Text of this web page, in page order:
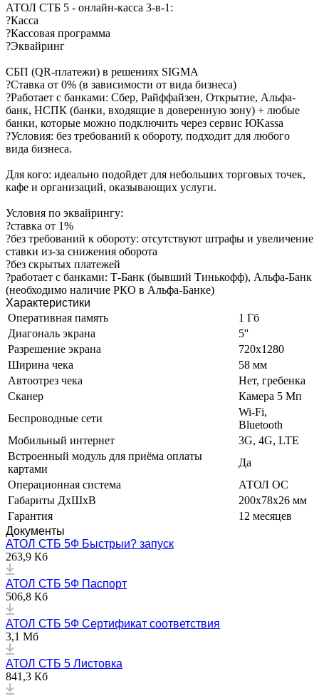
АТОЛ СТБ 5 - онлайн-касса 3-в-1:
?Касса
?Кассовая программа
?Эквайринг
СБП (QR-платежи) в решениях SIGMA
?Ставка от 0% (в зависимости от вида бизнеса)
?Работает с банками: Сбер, Райффайзен, Открытие, Альфа-
банк, НСПК (банки, входящие в доверенную зону) + любые
банки, которые можно подключить через сервис ЮKassa
?Условия: без требований к обороту, подходит для любого
вида бизнеса.
Для кого: идеально подойдет для небольших торговых точек,
кафе и организаций, оказывающих услуги.
Условия по эквайрингу:
?ставка от 1%
?без требований к обороту: отсутствуют штрафы и увеличение
ставки из-за снижения оборота
?без скрытых платежей
?работает с банками: Т-Банк (бывший Тинькофф), Альфа-Банк
(необходимо наличие РКО в Альфа-Банке)
Характеристики
Оперативная память
1 Гб
Диагональ экрана
5''
Разрешение экрана
720х1280
Ширина чека
58 мм
Автоотрез чека
Нет, гребенка
Сканер
Камера 5 Мп
Беспроводные сети
Wi-Fi,
Bluetooth
Мобильный интернет
3G, 4G, LTE
Встроенный модуль для приёма оплаты
картами
Да
Операционная система
АТОЛ ОС
Габариты ДхШхВ
200х78х26 мм
Гарантия
12 месяцев
Документы
АТОЛ СТБ 5Ф Быстрыи? запуск
263,9 Кб
АТОЛ СТБ 5Ф Паспорт
506,8 Кб
АТОЛ СТБ 5Ф Сертификат соответствия
3,1 Мб
АТОЛ СТБ 5 Листовка
841,3 Кб